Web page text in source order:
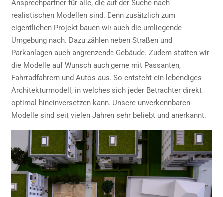
Ansprechpartner für alle, die auf der Suche nach
realistischen Modellen sind. Denn zusätzlich zum
eigentlichen Projekt bauen wir auch die umliegende
Umgebung nach. Dazu zählen neben Straßen und
Parkanlagen auch angrenzende Gebäude. Zudem statten wir
die Modelle auf Wunsch auch gerne mit Passanten,
Fahrradfahrern und Autos aus. So entsteht ein lebendiges
Architekturmodell, in welches sich jeder Betrachter direkt
optimal hineinversetzen kann. Unsere unverkennbaren
Modelle sind seit vielen Jahren sehr beliebt und anerkannt.